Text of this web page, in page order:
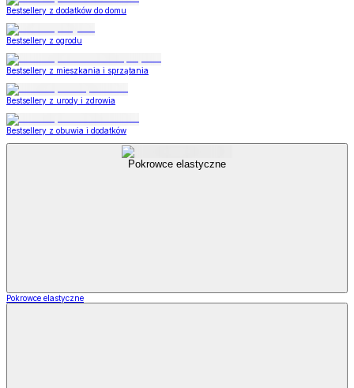
Bestsellery z dodatków do domu
Bestsellery z ogrodu
Bestsellery z mieszkania i sprzątania
Bestsellery z urody i zdrowia
Bestsellery z obuwia i dodatków
Pokrowce elastyczne
Pokrowce elastyczne